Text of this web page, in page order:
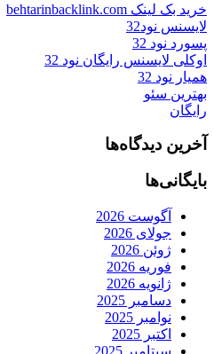
خرید بک لینک behtarinbacklink.com
لایسنس نود32
پسورد نود 32
اوکلی لایسنس رایگان نود 32
همیار نود 32
بهترین سئو
رایگان
آخرین دیدگاه‌ها
بایگانی‌ها
آگوست 2026
جولای 2026
ژوئن 2026
فوریه 2026
ژانویه 2026
دسامبر 2025
نوامبر 2025
اکتبر 2025
سپتامبر 2025